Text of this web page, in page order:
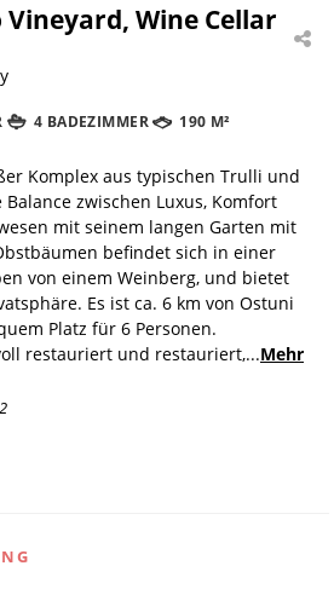
Wine Cellar
4 BADEZIMMER 190 M²
Komplex aus typischen Trulli und
zwischen Luxus, Komfort
mit seinem langen Garten mit
befindet sich in einer
von einem Weinberg, und bietet
Es ist ca. 6 km von Ostuni
Platz für 6 Personen.
restauriert und restauriert,...Mehr